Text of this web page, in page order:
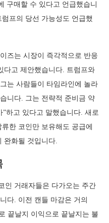
구매할 수 있다고 언급했습니
프의 당선 가능성도 언급했
즈는 시장이 즉각적으로 반응
다고 제안했습니다. 트럼프와
는 사람들이 타임라인에 놀라
니다. 그는 전략적 준비금 약
하고 있다고 말했습니다. 새로
한 코인만 보유해도 공급에
완화될 것입니다.
인 거래자들은 다가오는 주간
다. 이전 캔들 마감은 거의
끝날지 이익으로 끝날지는 불